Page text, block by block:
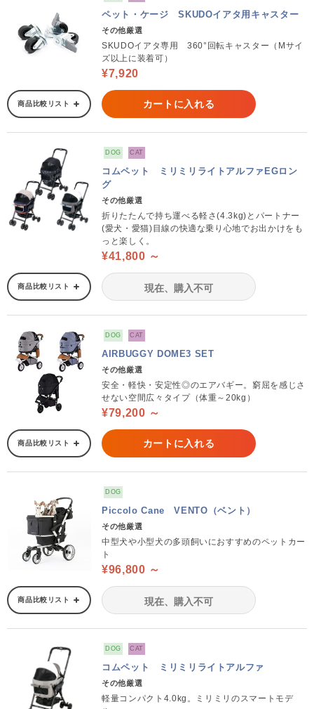
ペット・ケージ SKUDOイアタ用キャスター
その他厳選
SKUDOイアタ専用 360°回転キャスター（Mサイ
ズ以上に装着可）
¥7,920
商品比較リスト カートに入れる
DOG CAT
コムペット ミリミリライトアルファEGロン
グ
その他厳選
折りたたんで持ち運べる軽さ(4.3kg)とパートナー
(愛犬・愛猫)目線の快適な乗り心地でお出かけをも
っと楽しく。
¥41,800 ～
商品比較リスト 現在、購入不可
DOG CAT
AIRBUGGY DOME3 SET
その他厳選
安全・軽快・安定性◎のエアバギー。窮屈を感じさ
せない空間広々タイプ（体重～20kg）
¥79,200 ～
商品比較リスト カートに入れる
DOG
Piccolo Cane VENTO（ベント）
その他厳選
中型犬や小型犬の多頭飼いにおすすめのペットカー
ト
¥96,800 ～
商品比較リスト 現在、購入不可
DOG CAT
コムペット ミリミリライトアルファ
その他厳選
軽量コンパクト4.0kg。ミリミリのスマートモデ